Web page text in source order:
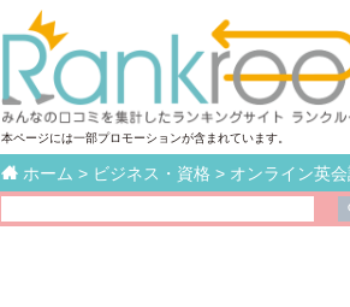
本ページには一部プロモーションが含まれています。
 ホーム > ビジネス・資格 > オンライン英